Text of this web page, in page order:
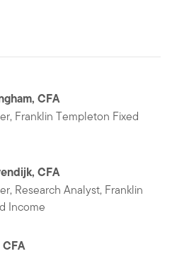
CFA
Franklin Templeton Fixed
CFA
Research Analyst, Franklin
Income